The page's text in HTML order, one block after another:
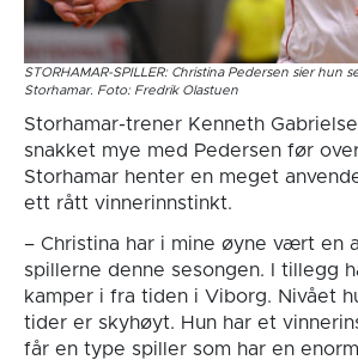
STORHAMAR-SPILLER: Christina Pedersen sier hun
Storhamar. Foto: Fredrik Olastuen
Storhamar-trener Kenneth
snakket mye med Pedersen før
Storhamar henter en meget
ett rått vinnerinnstinkt.
– Christina har i mine øyne vært en
spillerne denne sesongen. I tillegg
kamper i fra tiden i Viborg. Nivået
tider er skyhøyt. Hun har et
får en type spiller som har en